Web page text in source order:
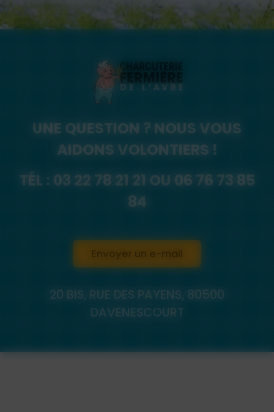
UNE QUESTION ? NOUS VOUS
AIDONS VOLONTIERS !
TÉL : 03 22 78 21 21 OU 06 76 73 85
84
Envoyer un e-mail
20 BIS, RUE DES PAYENS, 80500
DAVENESCOURT